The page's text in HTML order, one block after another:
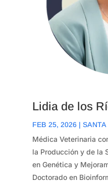
Lidia de los
FEB 25, 2026| SANTA
Médica Veterinaria
la Producción y de la
en Genética y
Doctorado en